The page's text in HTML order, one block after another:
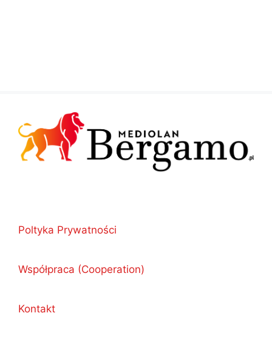
Poltyka Prywatności
Współpraca (Cooperation)
Kontakt